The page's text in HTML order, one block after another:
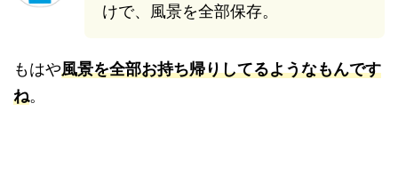
けで、風景を全部保存。
もはや風景を全部お持ち帰りしてるようなもんです
ね。